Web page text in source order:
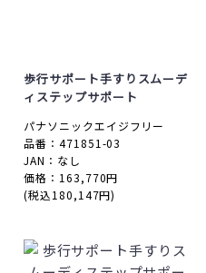
歩行サポート手すりスムーデ
ィステップサポート
パナソニックエイジフリー
品番：471851-03
JAN：なし
価格：163,770円
(税込180,147円)